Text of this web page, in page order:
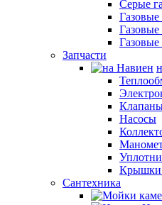
Серые
Запчасти
Насосы
Крышки
Сантехника